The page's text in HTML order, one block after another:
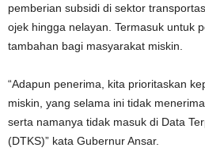
pemberian subsidi di sektor
ojek hingga nelayan. Termasuk untuk
tambahan bagi masyarakat miskin.
“Adapun penerima, kita prioritaskan
miskin, yang selama ini tidak
serta namanya tidak masuk di Data
(DTKS)” kata Gubernur Ansar.